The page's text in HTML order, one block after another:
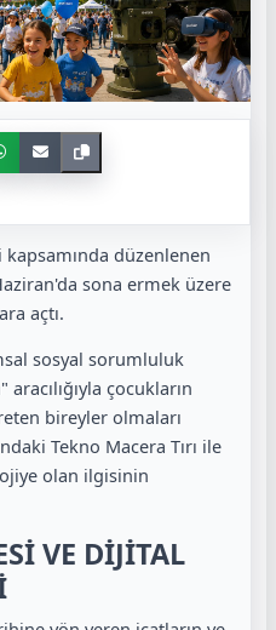
düzenlenen
sona ermek üzere
açtı.
sosyal sorumluluk
çocukların
bireyler olmaları
Tekno Macera Tırı ile
olan ilgisinin
VE DİJİTAL